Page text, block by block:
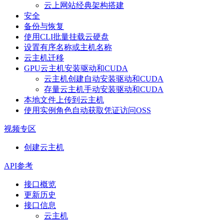
云上网站经典架构搭建
安全
备份与恢复
使用CLI批量挂载云硬盘
设置有序名称或主机名称
云主机迁移
GPU云主机安装驱动和CUDA
云主机创建自动安装驱动和CUDA
存量云主机手动安装驱动和CUDA
本地文件上传到云主机
使用实例角色自动获取凭证访问OSS
视频专区
创建云主机
API参考
接口概览
更新历史
接口信息
云主机